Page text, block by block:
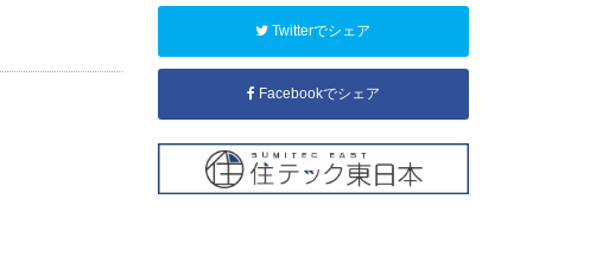
Twitterでシェア
Facebookでシェア